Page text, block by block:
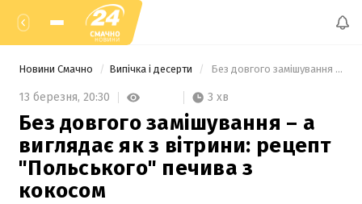
Новини Смачно Випічка і десерти Без довгого замішування – а виглядає як з вітрини: рецепт "Польського" печива з кокосом
13 березня, 20:30 3 хв
Без довгого замішування – а
виглядає як з вітрини: рецепт
"Польського" печива з
кокосом